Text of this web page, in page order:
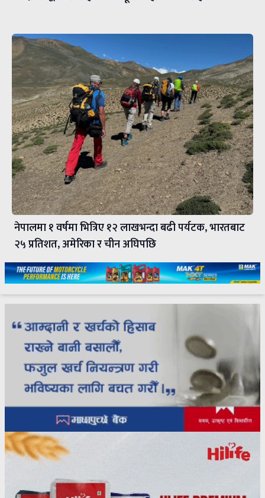
नेपालमा १ वर्षमा भित्रिए १२ लाखभन्दा बढी पर्यटक, भारतबाट
२५ प्रतिशत, अमेरिका र चीन अघिपछि